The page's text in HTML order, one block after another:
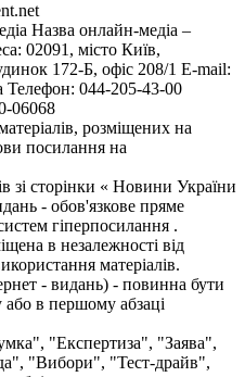
Назва онлайн-медіа –
02091, місто Київ,
172-Б, офіс 208/1 E-mail:
Телефон: 044-205-43-00
06068
розміщених на
посилання на
зі сторінки « Новини України
- обов'язкове пряме
гіперпосилання .
в незалежності від
матеріалів.
- видань) - повинна бути
або в першому абзаці
"Експертиза", "Заява",
"Вибори", "Тест-драйв",